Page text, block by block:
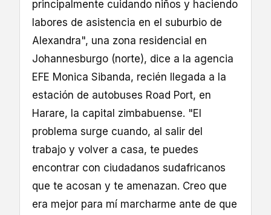
principalmente cuidando niños y haciendo
labores de asistencia en el suburbio de
Alexandra", una zona residencial en
Johannesburgo (norte), dice a la agencia
EFE Monica Sibanda, recién llegada a la
estación de autobuses Road Port, en
Harare, la capital zimbabuense. "El
problema surge cuando, al salir del
trabajo y volver a casa, te puedes
encontrar con ciudadanos sudafricanos
que te acosan y te amenazan. Creo que
era mejor para mí marcharme ante de que